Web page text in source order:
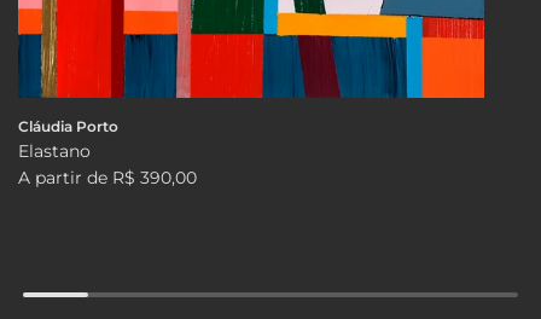
Cláudia Porto
Elastano
A partir de R$ 390,00